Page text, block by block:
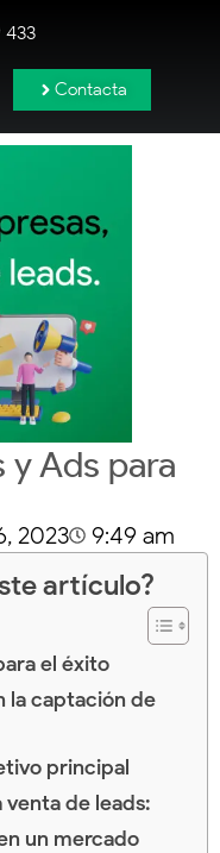
433
Contacta
y Ads para
2023 9:49 am
artículo?
el éxito
la captación de
principal
de leads:
un mercado